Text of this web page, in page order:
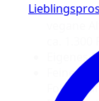
vegane
ca. 1.300
Eigenes
Feine
Fokus